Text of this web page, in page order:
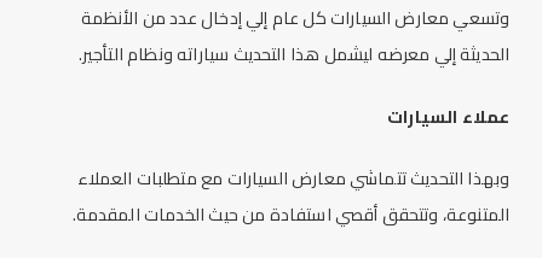
وتسعي معارض السيارات كل عام إلي إدخال عدد من الأنظمة
الحديثة إلي معرضه ليشمل هذا التحديث سياراته ونظام التأجير.
عملاء السيارات
وبهذا التحديث تتماشي معارض السيارات مع متطلبات العملاء
المتنوعة، وتتحقق أقصي استفادة من حيث الخدمات المقدمة.